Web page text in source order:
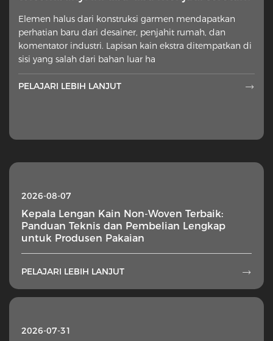
Elemen halus dari konstruksi garmen mendapatkan
perhatian baru dari desainer, penjahit rumah, dan
komentator industri. Lapisan kain ekstra ditempatkan di
sisi yang salah dari bahan luar ha
PELAJARI LEBIH LANJUT 
2026-08-07
Kepala Lengan Kain Non-Woven Terbaik:
Panduan Teknis dan Pembelian Lengkap
untuk Produsen Pakaian
PELAJARI LEBIH LANJUT 
2026-07-31